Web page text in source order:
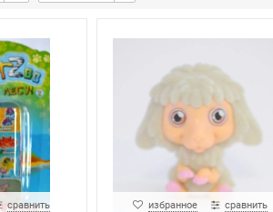
сравнить избранное сравнить